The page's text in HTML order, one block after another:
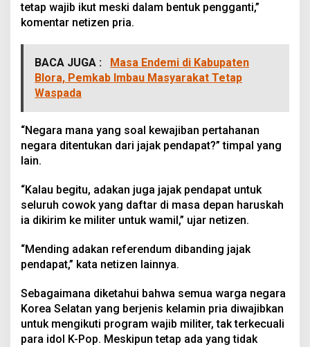
tetap wajib ikut meski dalam bentuk pengganti,”
komentar netizen pria.
BACA JUGA :
Masa Endemi di Kabupaten
Blora, Pemkab Imbau Masyarakat Tetap
Waspada
“Negara mana yang soal kewajiban pertahanan
negara ditentukan dari jajak pendapat?” timpal yang
lain.
“Kalau begitu, adakan juga jajak pendapat untuk
seluruh cowok yang daftar di masa depan haruskah
ia dikirim ke militer untuk wamil,” ujar netizen.
“Mending adakan referendum dibanding jajak
pendapat,” kata netizen lainnya.
Sebagaimana diketahui bahwa semua warga negara
Korea Selatan yang berjenis kelamin pria diwajibkan
untuk mengikuti program wajib militer, tak terkecuali
para idol K-Pop. Meskipun tetap ada yang tidak